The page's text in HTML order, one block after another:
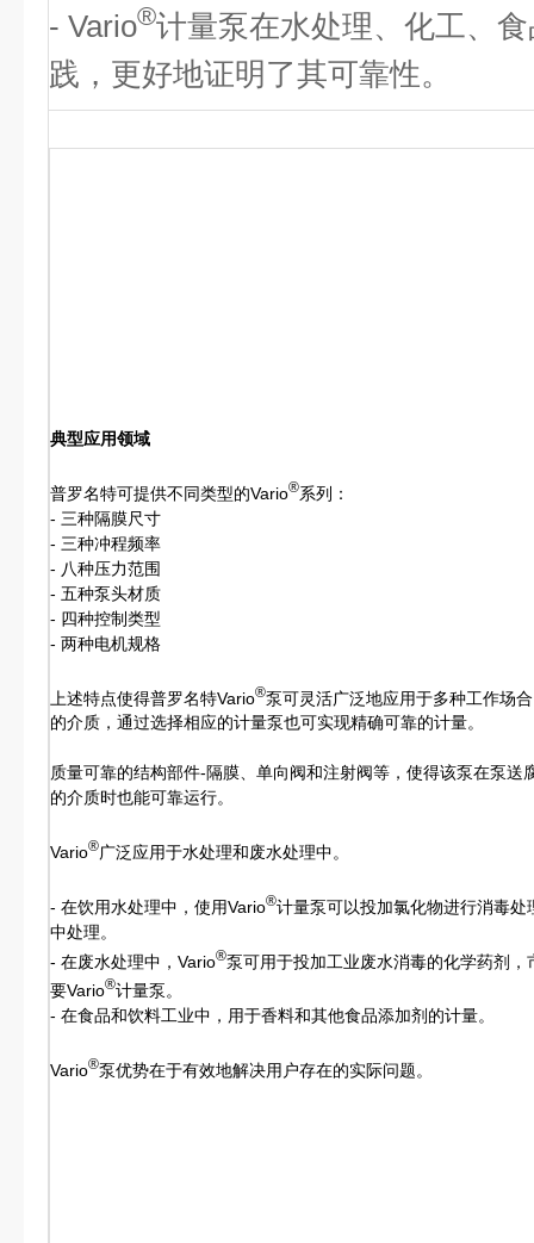
- Vario®计量泵在水处理、化工、
践，更好地证明了其可靠性。
典型应用领域
普罗名特可提供不同类型的Vario®系列：
- 三种隔膜尺寸
- 三种冲程频率
- 八种压力范围
- 五种泵头材质
- 四种控制类型
- 两种电机规格
上述特点使得普罗名特Vario®泵可灵活广泛地应用于多种工作场
的介质，通过选择相应的计量泵也可实现精确可靠的计量。
质量可靠的结构部件-隔膜、单向阀和注射阀等，使得该泵在泵送
的介质时也能可靠运行。
Vario®广泛应用于水处理和废水处理中。
- 在饮用水处理中，使用Vario®计量泵可以投加氯化物进行消毒
中处理。
- 在废水处理中，Vario®泵可用于投加工业废水消毒的化学药剂
要Vario®计量泵。
- 在食品和饮料工业中，用于香料和其他食品添加剂的计量。
Vario®泵优势在于有效地解决用户存在的实际问题。